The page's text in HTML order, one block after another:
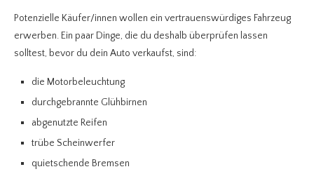
Potenzielle Käufer/innen wollen ein vertrauenswürdiges Fahrzeug
erwerben. Ein paar Dinge, die du deshalb überprüfen lassen
solltest, bevor du dein Auto verkaufst, sind:
die Motorbeleuchtung
durchgebrannte Glühbirnen
abgenutzte Reifen
trübe Scheinwerfer
quietschende Bremsen